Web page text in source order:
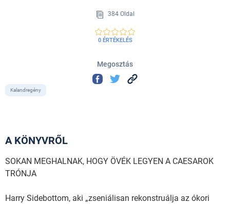
384 Oldal
0 ÉRTÉKELÉS
Megosztás
Kalandregény
A KÖNYVRŐL
SOKAN MEGHALNAK, HOGY ÖVÉK LEGYEN A CAESAROK
TRÓNJA
Harry Sidebottom, aki „zseniálisan rekonstruálja az ókori